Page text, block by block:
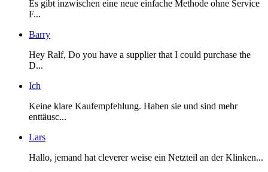
Es gibt inzwischen eine neue einfache Methode ohne Service
F...
Barry
Hey Ralf, Do you have a supplier that I could purchase the
D...
Ich
Keine klare Kaufempfehlung. Haben sie und sind mehr
enttäusc...
Lars
Hallo, jemand hat cleverer weise ein Netzteil an der Klinken...